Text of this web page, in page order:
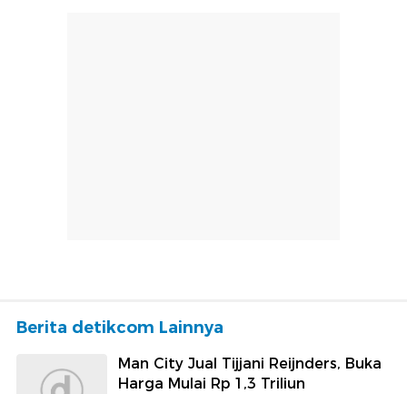
Berita detikcom Lainnya
Man City Jual Tijjani Reijnders, Buka
Harga Mulai Rp 1,3 Triliun